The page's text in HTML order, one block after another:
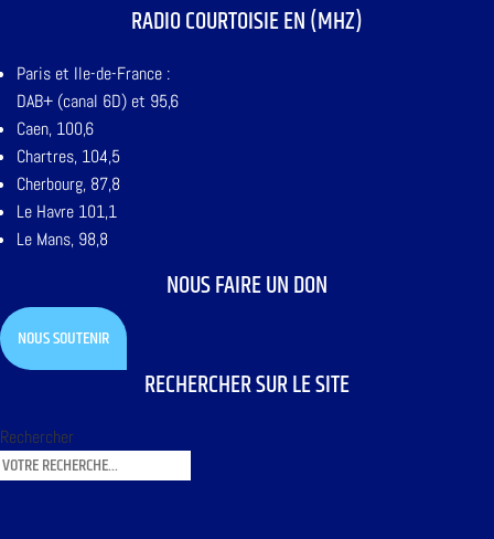
RADIO COURTOISIE EN (MHZ)
Paris et Ile-de-France :
DAB+ (canal 6D) et 95,6
Caen, 100,6
Chartres, 104,5
Cherbourg, 87,8
Le Havre 101,1
Le Mans, 98,8
NOUS FAIRE UN DON
NOUS SOUTENIR
RECHERCHER SUR LE SITE
Rechercher